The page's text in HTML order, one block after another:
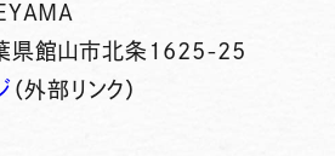
県館山市北条1625-25
（外部リンク）